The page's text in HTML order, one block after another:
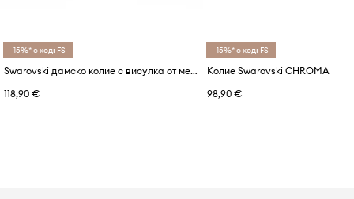
-15%* с код: FS
Swarovski дамско колие с висулка от метал с кристал Swarovski MILLENIA
118,90 €
-15%* с код: FS
Колие Swarovski CHROMA
98,90 €